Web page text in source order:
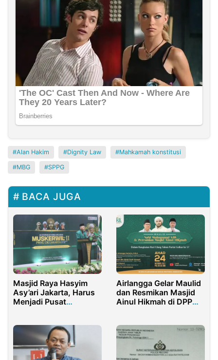
Alan Hakim Dignity Law Mahkamah konstitusi
MBG SPPG
BACA JUGA
Masjid Raya Hasyim
Asy’ari Jakarta, Harus
Menjadi Pusat
Airlangga Gelar Maulid
dan Resmikan Masjid
Ainul Hikmah di DPP